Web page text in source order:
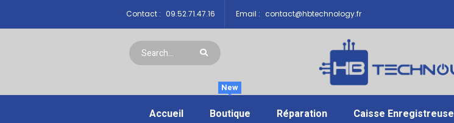
Contact : 09.52.71.47.16 Email : contact@hbtechnology.fr
Accueil Boutique
New
Réparation Caisse Enregistreuse